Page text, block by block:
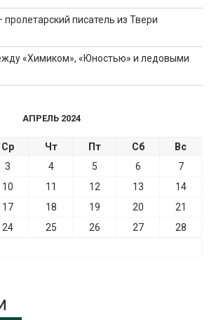
пролетарский писатель из Твери
«Химиком», «Юностью» и ледовыми
АПРЕЛЬ 2024
Ср Чт Пт Сб
Вс
3 4 5 6
7
10 11 12 13
14
17 18 19 20
21
24 25 26 27
28